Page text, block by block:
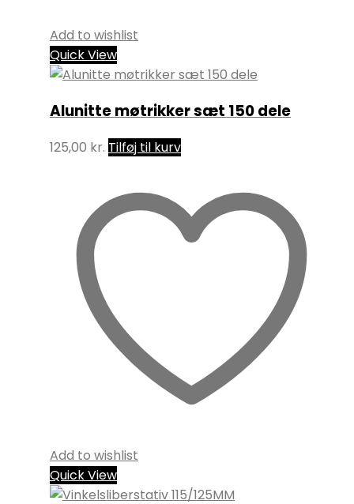
Add to wishlist
Quick View
Alunitte møtrikker sæt 150 dele
125,00 kr. Tilføj til kurv
Add to wishlist
Quick View